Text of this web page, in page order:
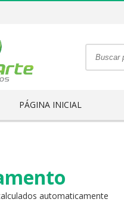
PÁGINA INICIAL
automaticamente